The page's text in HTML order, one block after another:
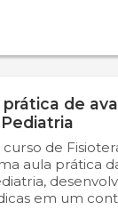
de
de
aula prática
em um